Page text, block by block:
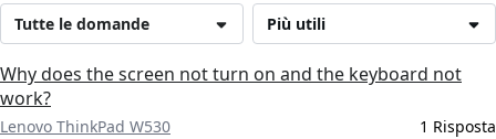
Più utili
Tutte le domande
Why does the screen not turn on and the keyboard not
work?
Lenovo ThinkPad W530 1 Risposta